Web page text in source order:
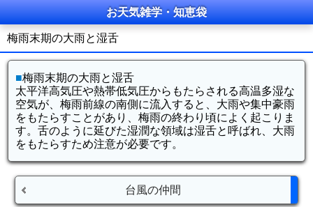
お天気雑学・知恵袋
梅雨末期の大雨と湿舌
■梅雨末期の大雨と湿舌
太平洋高気圧や熱帯低気圧からもたらされる高温多湿な
空気が、梅雨前線の南側に流入すると、大雨や集中豪雨
をもたらすことがあり、梅雨の終わり頃によく起こりま
す。舌のように延びた湿潤な領域は湿舌と呼ばれ、大雨
をもたらすため注意が必要です。
台風の仲間